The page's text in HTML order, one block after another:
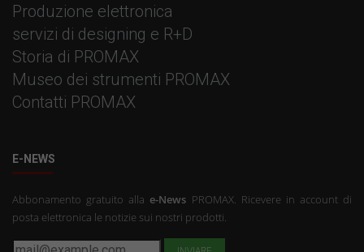
Produzione elettronica
servizi di designing e R+D
Storia di PROMAX
Museo dei strumenti PROMAX
Contatti PROMAX
E-NEWS
Abbonamento gratuito alla e-News PROMAX. Ricevere in account di
posta elettronica le notizie sui nostri prodotti.